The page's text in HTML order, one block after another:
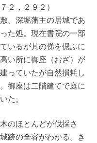
，２９２）
。深堀藩主の居城であ
た処。現在書院の一部
いるが其の俤を偲ぶに
い所に御座（おざ）が
っていたが自然損耗し
御座は二階建てで庭に
た。
のほとんどが伐採さ
跡の全容がわかる。き